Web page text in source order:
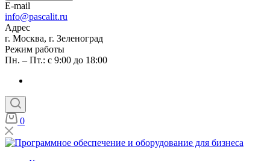
E-mail
info@pascalit.ru
Адрес
г. Москва, г. Зеленоград
Режим работы
Пн. – Пт.: с 9:00 до 18:00
0